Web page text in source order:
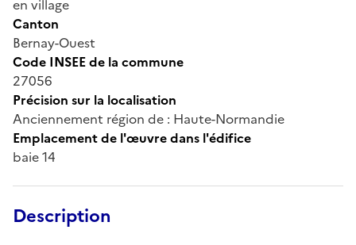
en village
Canton
Bernay-Ouest
Code INSEE de la commune
27056
Précision sur la localisation
Anciennement région de : Haute-Normandie
Emplacement de l'œuvre dans l'édifice
baie 14
Description